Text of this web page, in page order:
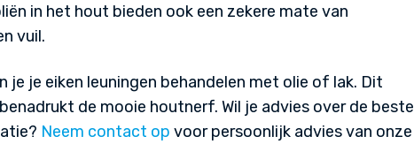
in het hout bieden ook een zekere mate van
vuil.
je je eiken leuningen behandelen met olie of lak. Dit
de mooie houtnerf. Wil je advies over de beste
Neem contact op voor persoonlijk advies van onze